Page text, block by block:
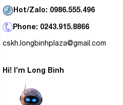
Hot/Zalo: 0986.555.496
Phone: 0243.915.8866
cskh.longbinhplaza@gmail.com
Hi! I’m Long Bình